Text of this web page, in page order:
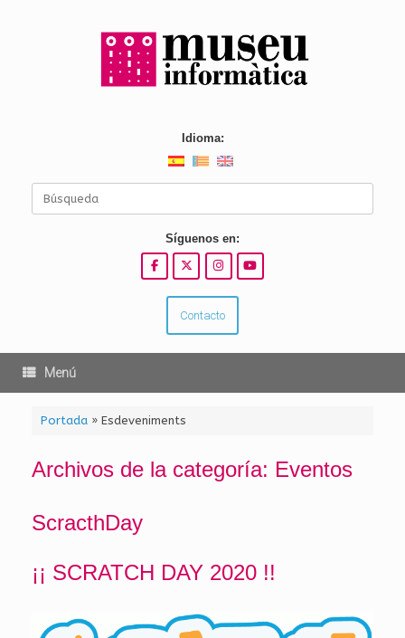
Idioma:
Buscar:
Síguenos en:
Contacto
Menú
Portada» Esdeveniments
Archivos de la categoría: Eventos
ScracthDay
¡¡ SCRATCH DAY 2020 !!